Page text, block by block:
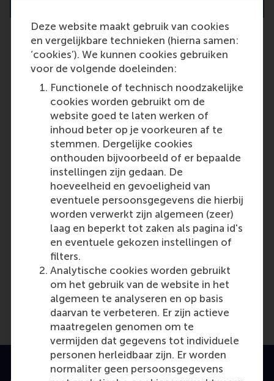
Deze website maakt gebruik van cookies
en vergelijkbare technieken (hierna samen:
‘cookies’). We kunnen cookies gebruiken
voor de volgende doeleinden:
Functionele of technisch noodzakelijke
cookies worden gebruikt om de
website goed te laten werken of
inhoud beter op je voorkeuren af te
stemmen. Dergelijke cookies
onthouden bijvoorbeeld of er bepaalde
instellingen zijn gedaan. De
hoeveelheid en gevoeligheid van
eventuele persoonsgegevens die hierbij
worden verwerkt zijn algemeen (zeer)
laag en beperkt tot zaken als pagina id's
en eventuele gekozen instellingen of
filters.
Analytische cookies worden gebruikt
om het gebruik van de website in het
algemeen te analyseren en op basis
daarvan te verbeteren. Er zijn actieve
maatregelen genomen om te
vermijden dat gegevens tot individuele
personen herleidbaar zijn. Er worden
normaliter geen persoonsgegevens
Do you accept results from an
online GMAT/GRE/TOEFL/IELTS
test?
Yes, we accept results from the
online versions of the required
tests, with the exception of the
online IELTS. Please ensure that the
official score report is sent to ERIM.
Last update:
Wednesday, 9 October 2024
More options
Copy link: